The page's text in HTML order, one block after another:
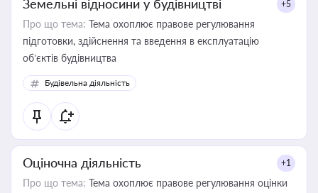
Земельні відносини у будівництві +5
Про що тема: Тема охоплює правове регулювання
підготовки, здійснення та введення в експлуатацію
об’єктів будівництва
Будівельна діяльність
Оціночна діяльність +1
Про що тема: Тема охоплює правове регулювання оцінки